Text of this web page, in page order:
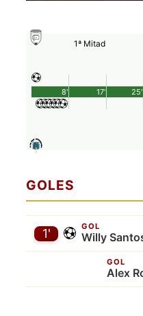
1ª Mitad
25'
8' 17'
GOLES
GOL
Willy
1'
GOL
Alex